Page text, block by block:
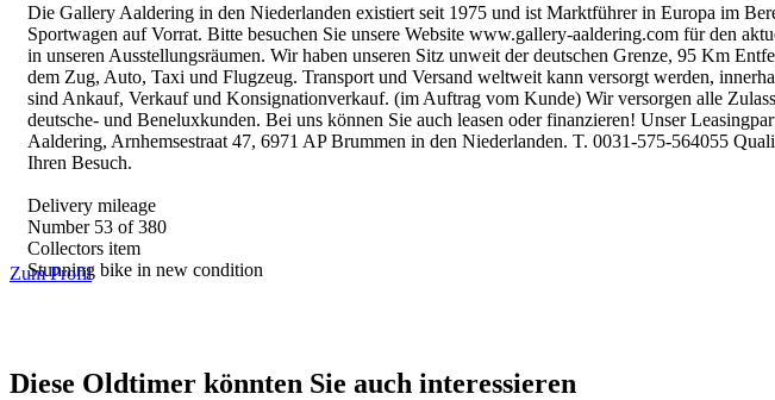
Die Gallery Aaldering in den Niederlanden existiert seit 1975 und ist Marktführer in Europa im
Sportwagen auf Vorrat. Bitte besuchen Sie unsere Website www.gallery-aaldering.com für den
in unseren Ausstellungsräumen. Wir haben unseren Sitz unweit der deutschen Grenze, 95 Km
dem Zug, Auto, Taxi und Flugzeug. Transport und Versand weltweit kann versorgt werden,
sind Ankauf, Verkauf und Konsignationverkauf. (im Auftrag vom Kunde) Wir versorgen alle
deutsche- und Beneluxkunden. Bei uns können Sie auch leasen oder finanzieren! Unser
Aaldering, Arnhemsestraat 47, 6971 AP Brummen in den Niederlanden. T. 0031-575-564055
Ihren Besuch.
Delivery mileage
Number 53 of 380
Collectors item
Stunning bike in new condition
Zum Profil
Diese Oldtimer könnten Sie auch interessieren